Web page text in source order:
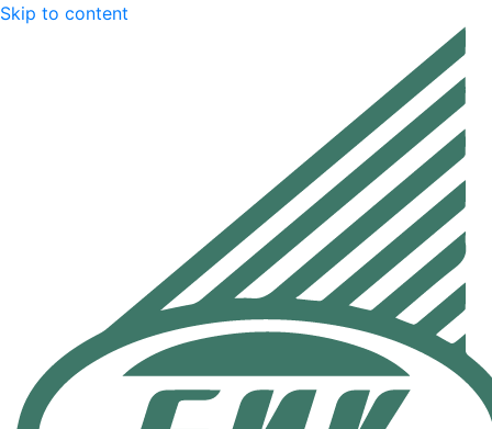
Skip to content